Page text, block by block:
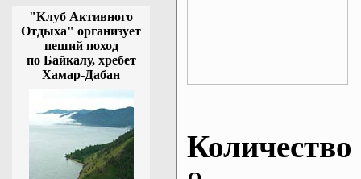
"Клуб Активного
Отдыха" организует
пеший поход
по Байкалу, хребет
Хамар-Дабан
Количество